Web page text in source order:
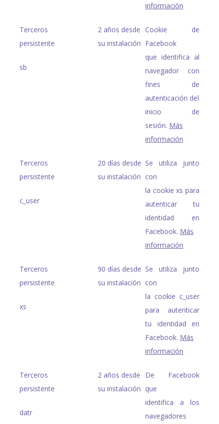
información
Terceros
persistente
sb
2 años desde
su instalación
Cookie de
Facebook
que identifica al
navegador con
fines de
autenticación del
inicio de
sesión. Más
información
Terceros
persistente
c_user
20 días desde
su instalación
Se utiliza junto
con
la cookie xs para
autenticar tu
identidad en
Facebook. Más
información
Terceros
persistente
xs
90 días desde
su instalación
Se utiliza junto
con
la cookie c_user
para autenticar
tu identidad en
Facebook. Más
información
Terceros
persistente
datr
2 años desde
su instalación
De Facebook
que
identifica a los
navegadores